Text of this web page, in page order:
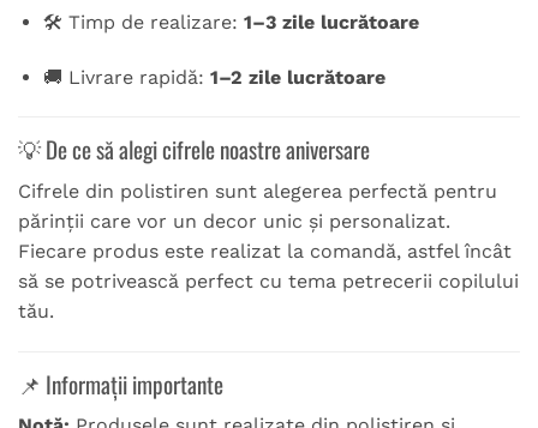
🛠️ Timp de realizare: 1–3 zile lucrătoare
🚚 Livrare rapidă: 1–2 zile lucrătoare
💡 De ce să alegi cifrele noastre aniversare
Cifrele din polistiren sunt alegerea perfectă pentru
părinții care vor un decor unic și personalizat.
Fiecare produs este realizat la comandă, astfel încât
să se potrivească perfect cu tema petrecerii copilului
tău.
📌 Informații importante